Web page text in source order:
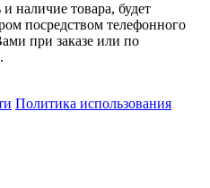
наличие товара, будет
посредством телефонного
при заказе или по
Политика использования